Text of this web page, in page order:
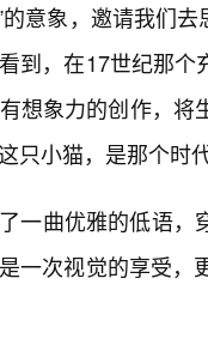
的意象，邀请我们
到，在17世纪那
想象力的创作，
只小猫，是那个时
一曲优雅的低语
一次视觉的享受